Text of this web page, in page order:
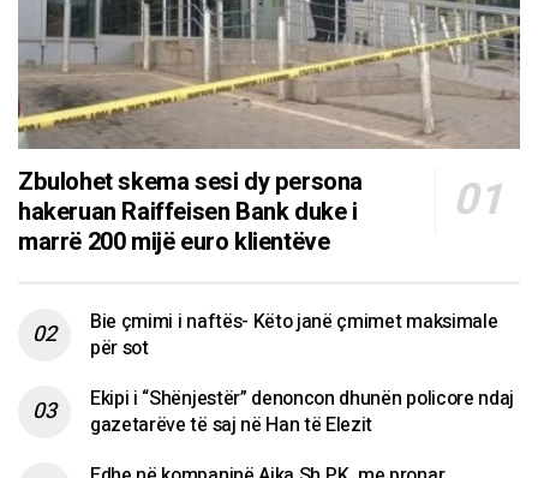
Zbulohet skema sesi dy persona
hakeruan Raiffeisen Bank duke i
marrë 200 mijë euro klientëve
Bie çmimi i naftës- Këto janë çmimet maksimale
për sot
Ekipi i “Shënjestër” denoncon dhunën policore ndaj
gazetarëve të saj në Han të Elezit